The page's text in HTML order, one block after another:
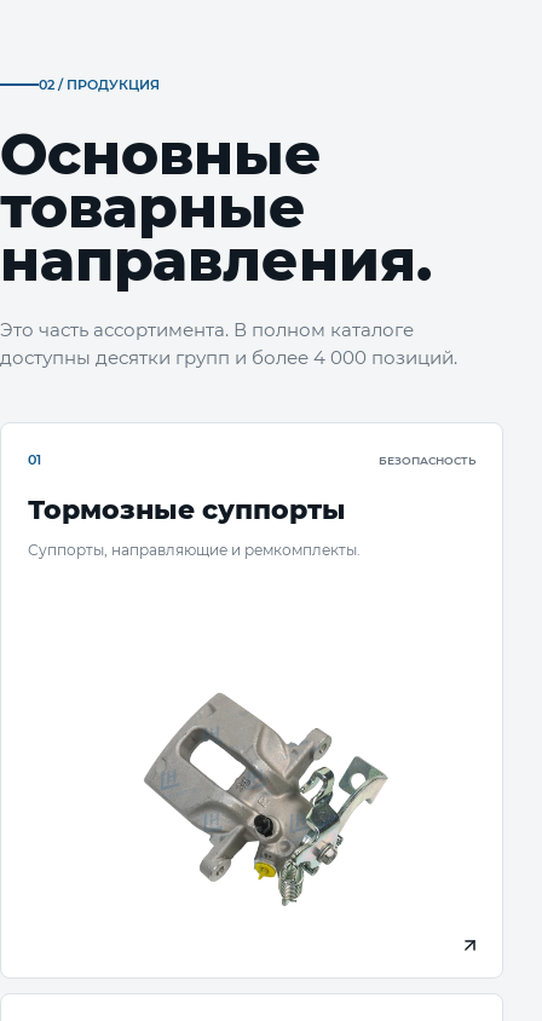
02 / ПРОДУКЦИЯ
Основные
товарные
направления.
Это часть ассортимента. В полном каталоге
доступны десятки групп и более 4 000 позиций.
01 БЕЗОПАСНОСТЬ
Тормозные суппорты
Суппорты, направляющие и ремкомплекты.